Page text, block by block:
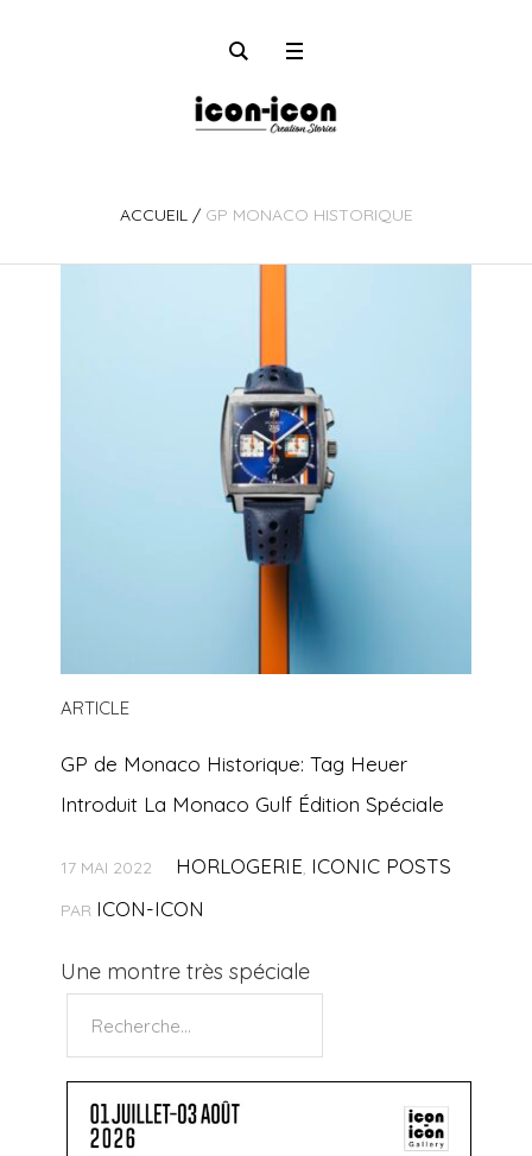
ACCUEIL / GP MONACO HISTORIQUE
ARTICLE
GP de Monaco Historique: Tag Heuer
Introduit La Monaco Gulf Édition Spéciale
17 MAI 2022 HORLOGERIE, ICONIC POSTS
PAR ICON-ICON
Une montre très spéciale
Rechercher